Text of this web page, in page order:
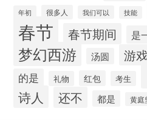
年初 很多人 我们可以 技能
春节 春节期间 是
梦幻西游 汤圆 游戏
的是 礼物 红包 考生
诗人 还不 都是 黄庭